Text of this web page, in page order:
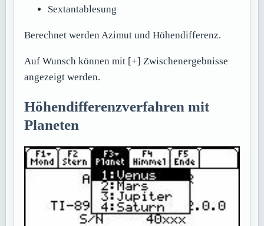
Sextantablesung
Berechnet werden Azimut und Höhendifferenz.
Auf Wunsch können mit [+] Zwischenergebnisse
angezeigt werden.
Höhendifferenzverfahren mit
Planeten